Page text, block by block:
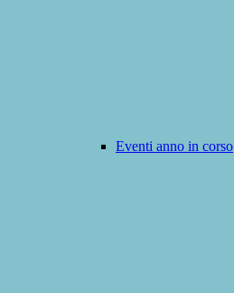
Eventi anno in corso